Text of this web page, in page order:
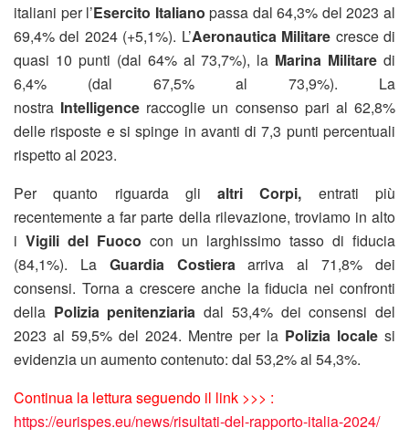
italiani per l’Esercito Italiano passa dal 64,3% del 2023 al
69,4% del 2024 (+5,1%). L’Aeronautica Militare cresce di
quasi 10 punti (dal 64% al 73,7%), la Marina Militare di
6,4% (dal 67,5% al 73,9%). La
nostra Intelligence raccoglie un consenso pari al 62,8%
delle risposte e si spinge in avanti di 7,3 punti percentuali
rispetto al 2023.
Per quanto riguarda glialtri Corpi, entrati più
recentemente a far parte della rilevazione, troviamo in alto
i Vigili del Fuoco con un larghissimo tasso di fiducia
(84,1%). La Guardia Costieraarriva al 71,8% dei
consensi. Torna a crescere anche la fiducia nei confronti
della Polizia penitenziaria dal 53,4% dei consensi del
2023 al 59,5% del 2024. Mentre per la Polizia locale si
evidenzia un aumento contenuto: dal 53,2% al 54,3%.
Continua la lettura seguendo il link >>> :
https://eurispes.eu/news/risultati-del-rapporto-italia-2024/